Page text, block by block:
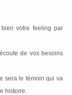
votre feeling par
de vos besoins
sera le témoin qui va
histoire.